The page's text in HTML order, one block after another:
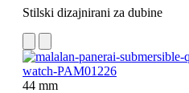
Stilski dizajnirani za dubine
44 mm